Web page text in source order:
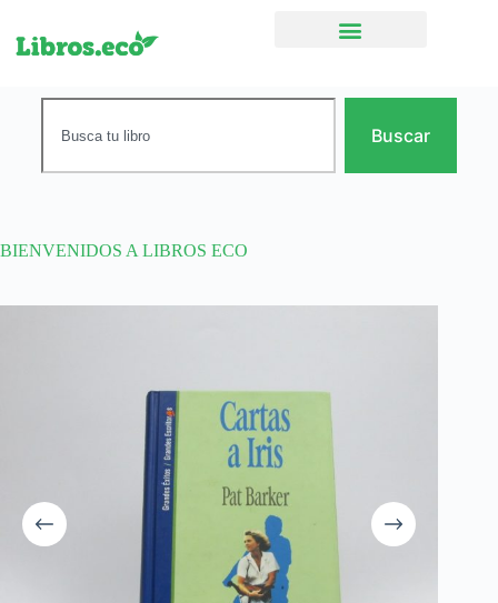
Buscar
BIENVENIDOS A LIBROS ECO